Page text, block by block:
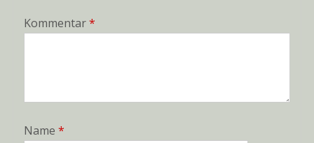
Kommentar*
Name *